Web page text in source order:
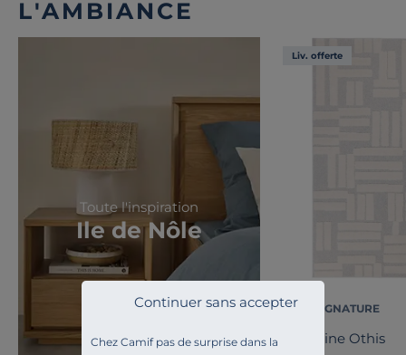
Chez Camif pas de surprise dans la
Continuer sans accepter
L'AMBIANCE
Toute l'inspiration
Ile de Nôle
Liv. offerte
CAMIF SIGNATURE
Tapis laine Othis